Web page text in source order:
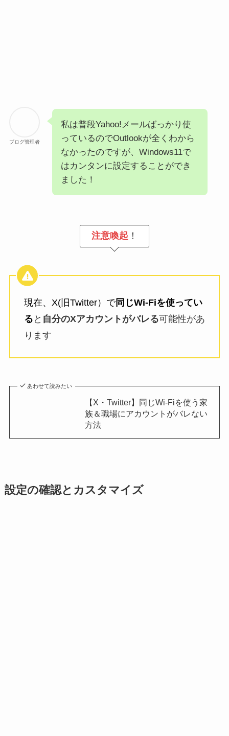
ブログ管理者
私は普段Yahoo!メールばっかり使
っているのでOutlookが全くわから
なかったのですが、Windows11で
はカンタンに設定することができ
ました！
注意喚起 ！
現在、X(旧Twitter）で同じWi-Fiを使ってい
る と 自分のXアカウントがバレる可能性があ
ります
あわせて読みたい
【X・Twitter】同じWi-Fiを使う家
族＆職場にアカウントがバレない
方法
設定の確認とカスタマイズ